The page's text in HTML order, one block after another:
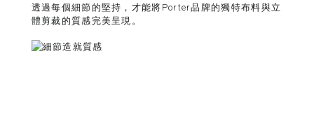
透過每個細節的堅持，才能將Porter品牌的獨特布料與立
體剪裁的質感完美呈現。